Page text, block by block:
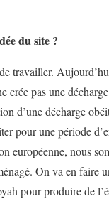
du site ?
travailler.
crée pas une
d’une décharge
pour une période
européenne, nous
On va en faire
pour produire de